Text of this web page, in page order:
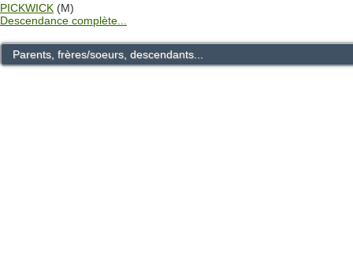
PICKWICK (M)
Descendance complète...
Parents, frères/soeurs, descendants...